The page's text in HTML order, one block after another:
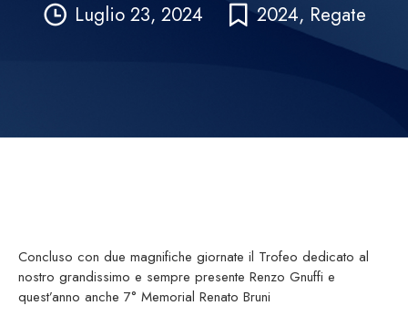
Luglio 23, 2024 2024, Regate
Concluso con due magnifiche giornate il Trofeo dedicato al
nostro grandissimo e sempre presente Renzo Gnuffi e
quest’anno anche 7° Memorial Renato Bruni